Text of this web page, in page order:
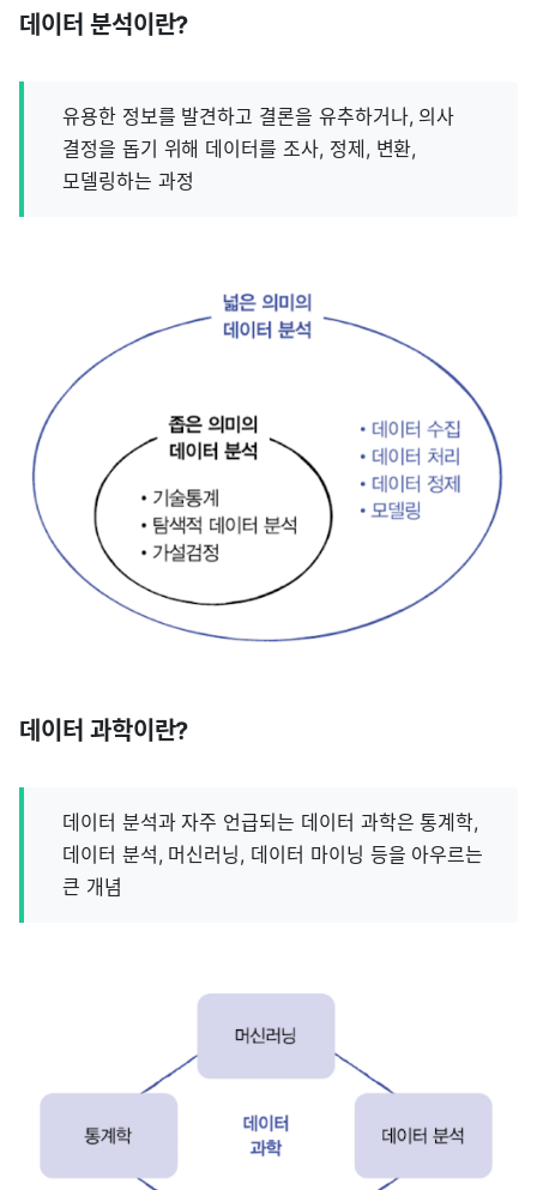
데이터 분석이란?
유용한 정보를 발견하고 결론을 유추하거나, 의사
결정을 돕기 위해 데이터를 조사, 정제, 변환,
모델링하는 과정
데이터 과학이란?
데이터 분석과 자주 언급되는 데이터 과학은 통계학,
데이터 분석, 머신러닝, 데이터 마이닝 등을 아우르는
큰 개념